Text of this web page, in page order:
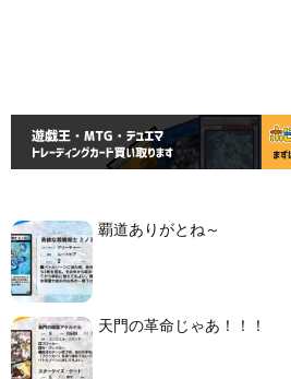
覇道ありがとね～
天門の革命じゃあ！！！